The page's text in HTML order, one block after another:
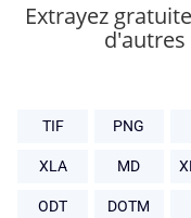
Extrayez
TIF PNG
XLA MD
ODT DOTM